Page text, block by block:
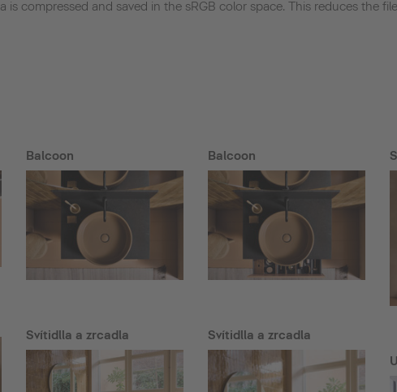
is compressed and saved in the sRGB color space. This reduces the
Balcoon
Svítidlla a zrcadla
Balcoon
Svítidlla a zrcadla